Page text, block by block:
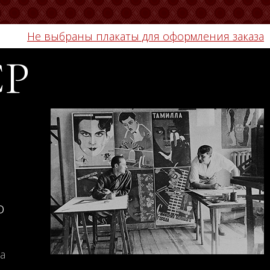
Не выбраны плакаты для оформления заказа